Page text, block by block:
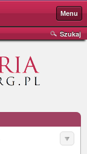
Menu
Szukaj